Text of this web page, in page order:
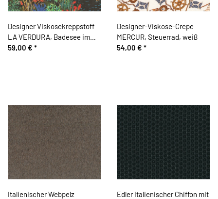
Designer Viskosekreppstoff
LA VERDURA, Badesee im
Dschungel
59,00 € *
Designer-Viskose-Crepe
MERCUR, Steuerrad, weiß
54,00 € *
Italienischer Webpelz
Edler italienischer Chiffon mit